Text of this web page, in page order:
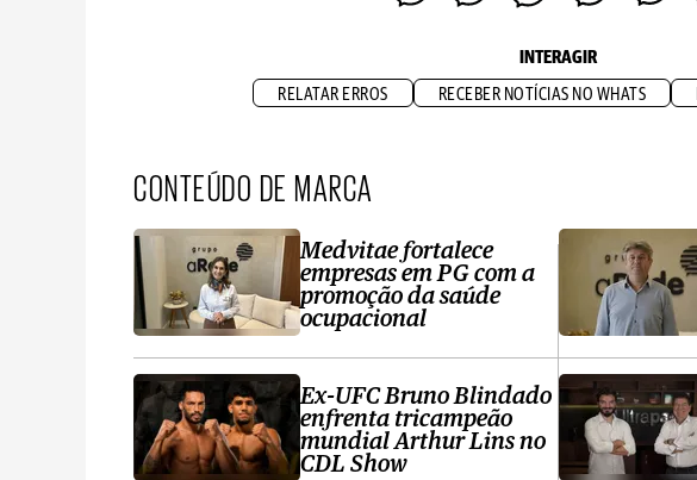
INTERAGIR
RELATAR ERROS RECEBER NOTÍCIAS NO WHATS
CONTEÚDO DE MARCA
Medvitae fortalece
empresas em PG com a
promoção da saúde
ocupacional
Ex-UFC Bruno Blindado
enfrenta tricampeão
mundial Arthur Lins no
CDL Show